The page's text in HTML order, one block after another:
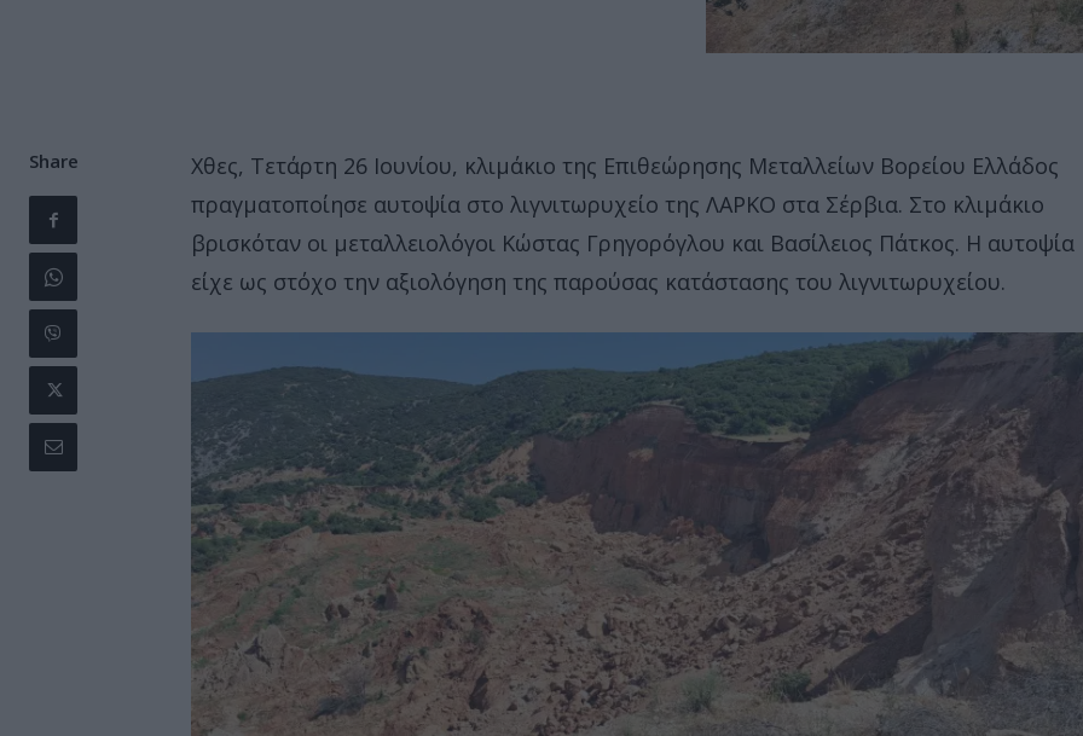
Share
Χθες, Τετάρτη 26 Ιουνίου, κλιμάκιο της Επιθεώρησης Μεταλλείων Βορείου Ελλάδος
πραγματοποίησε αυτοψία στο λιγνιτωρυχείο της ΛΑΡΚΟ στα Σέρβια. Στο κλιμάκιο
βρισκόταν οι μεταλλειολόγοι Κώστας Γρηγορόγλου και Βασίλειος Πάτκος. Η αυτοψία
είχε ως στόχο την αξιολόγηση της παρούσας κατάστασης του λιγνιτωρυχείου.